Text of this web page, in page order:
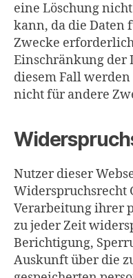
eine Löschung
kann, da die Daten
Zwecke
Einschränkung der
diesem Fall
nicht für andere
Nutzer dieser
Widerspruchsrecht
Verarbeitung ihrer
zu jeder Zeit
Berichtigung,
Auskunft über die